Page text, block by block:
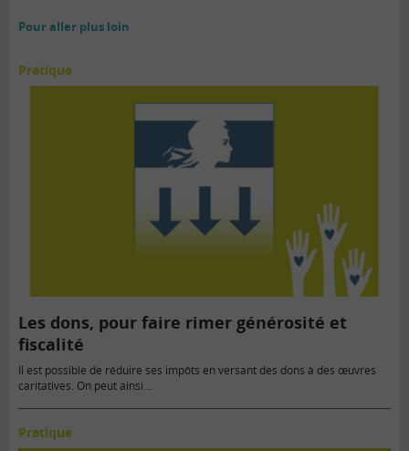
Pour aller plus loin
Pratique
Les dons, pour faire rimer générosité et
fiscalité
Il est possible de réduire ses impôts en versant des dons à des œuvres
caritatives. On peut ainsi…
Pratique